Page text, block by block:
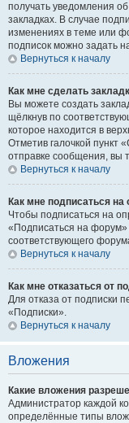
получать уведомления
закладках. В случае
изменениях в теме или
подписок можно задать
Вернуться к началу
Как мне сделать
Вы можете создать
щёлкнув по
которое находится в
Отметив галочкой пункт
отправке сообщения, вы
Вернуться к началу
Как мне подписаться
Чтобы подписаться на
«Подписаться на
соответствующего
Вернуться к началу
Как мне отказаться от
Для отказа от подписки
«Подписки».
Вернуться к началу
Вложения
Какие вложения
Администратор каждой
определённые типы